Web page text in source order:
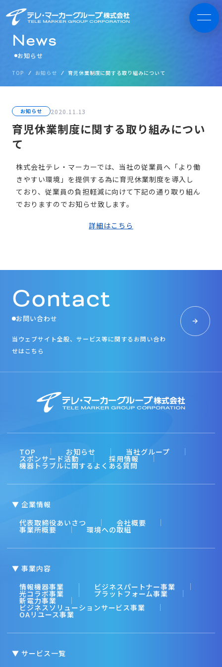
News
お知らせ
TOP お知らせ 育児休業制度に関する取り組みについて
お知らせ 2020.11.13
育児休業制度に関する取り組みについ
て
株式会社テレ・マーカーでは、当社の従業員へ「より働
きやすい環境」を提供する為に育児休業制度を導入し
ており、従業員の負担軽減に向けて下記の通り取り組ん
でおりますのでお知らせ致します。
詳細はこちら
Contact
お問い合わせ
当ウェブサイト全般、サービス等に関するお問い合わ
せはこちら
TOP お知らせ 当社グループ
スポンサード活動 採用情報
機器トラブルに関するよくある質問
▼ 企業情報
代表取締役あいさつ
会社概要
事業所概要 環境への取組
▼ 事業内容
情報機器事業
ビジネスパートナー事業
光コラボ事業 プラットフォーム事業
新電力事業
ビジネスソリューションサービス事業
OAリユース事業
▼ サービス一覧